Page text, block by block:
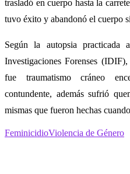
trasladó en cuerpo hasta la
tuvo éxito y abandonó el cuerpo
Según la autopsia
Investigaciones Forenses
fue traumatismo cráneo
contundente, además sufrió
mismas que fueron hechas
FeminicidioViolencia de Género